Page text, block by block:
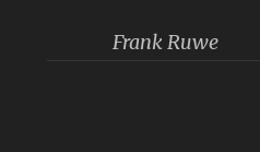
Frank Ruwe